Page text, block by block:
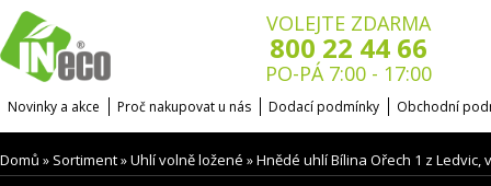
VOLEJTE ZDARMA
800 22 44 66
PO-PÁ 7:00 - 17:00
Novinky a akce Proč nakupovat u nás Dodací podmínky Obchodní
Domů » Sortiment»Uhlí volně ložené »Hnědé uhlí Bílina Ořech 1 z Ledvic,